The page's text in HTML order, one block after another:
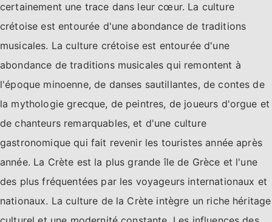
certainement une trace dans leur cœur. La culture
crétoise est entourée d'une abondance de traditions
musicales. La culture crétoise est entourée d'une
abondance de traditions musicales qui remontent à
l'époque minoenne, de danses sautillantes, de contes de
la mythologie grecque, de peintres, de joueurs d'orgue et
de chanteurs remarquables, et d'une culture
gastronomique qui fait revenir les touristes année après
année. La Crète est la plus grande île de Grèce et l'une
des plus fréquentées par les voyageurs internationaux et
nationaux. La culture de la Crète intègre un riche héritage